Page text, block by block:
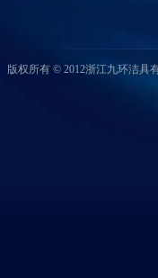
版权所有 © 2012浙江九环洁具